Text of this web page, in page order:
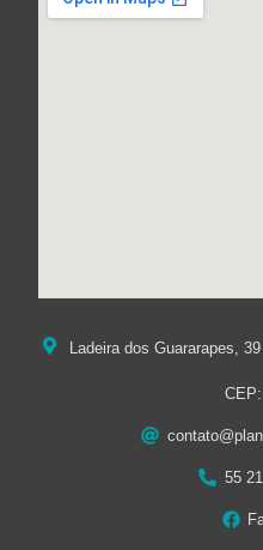
Ladeira dos Guararapes,
55